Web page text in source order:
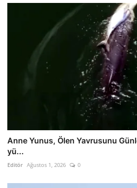
Anne Yunus, Ölen Yavrusunu
yü...
Editör Ağustos 1, 2026 0